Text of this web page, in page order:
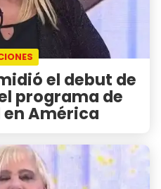
el debut de
programa de
en América